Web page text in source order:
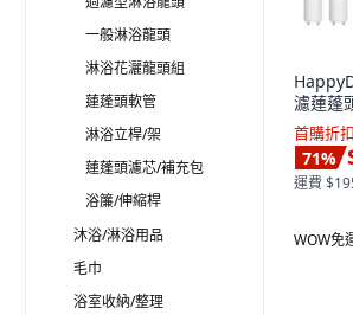
一般淋浴龍頭
淋浴花灑龍頭組
蓮蓬頭軟管
淋浴立桿/架
蓮蓬頭濾芯/補充包
浴簾/伸縮桿
沐浴/淋浴用品
毛巾
浴室收納/整理
濾蓮蓬
首購折
71%
運費
WOW免